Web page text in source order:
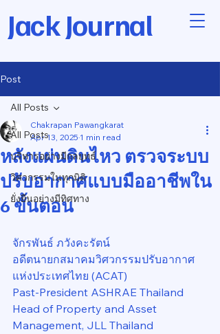
Jack Journal
Post
All Posts
บริหารอย่างมีกลยุทธ์
วิศวกรรมในทุกมิติ
ยั่งยืนอย่างมีทิศทาง
All Posts
หลังแผ่นดินไหว ตรวจระบบ
ปรับอากาศแบบมืออาชีพใน
6 ขั้นตอน
Chakrapan Pawangkarat
Apr 13, 2025 1 min read
จักรพันธ์ ภวังคะรัตน์
อดีตนายกสมาคมวิศวกรรมปรับอากาศ
แห่งประเทศไทย (ACAT)
Past-President ASHRAE Thailand
Head of Property and Asset
Management, JLL Thailand